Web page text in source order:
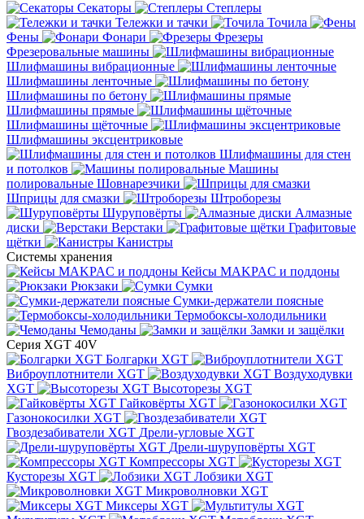
Секаторы
Степлеры
Тележки и тачки
Точила
Фены
Фонари
Фрезеры
Фрезеровальные машины
Шлифмашины вибрационные
Шлифмашины ленточные
Шлифмашины по бетону
Шлифмашины прямые
Шлифмашины щёточные
Шлифмашины эксцентриковые
Шлифмашины для стен
и потолков
Машины
полировальные Шовнарезчики
Шприцы для смазки
Штроборезы
Шуруповёрты
Алмазные
диски
Верстаки
Графитовые
щётки
Канистры
Системы хранения
Кейсы MAKPAC и поддоны
Рюкзаки
Сумки
Сумки-держатели поясные
Термобоксы-холодильники
Чемоданы
Замки и защёлки
Серия XGT 40V
Болгарки XGT
Виброуплотнители XGT
Воздуходувки
XGT
Высоторезы XGT
Гайковёрты XGT
Газонокосилки XGT
Гвоздезабиватели XGT Дрели-угловые XGT
Дрели-шуруповёрты XGT
Компрессоры XGT
Кусторезы XGT
Лобзики XGT
Микроволновки XGT
Миксеры XGT